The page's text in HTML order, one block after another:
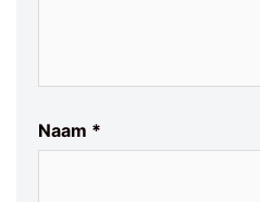
Naam *